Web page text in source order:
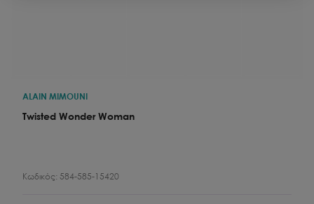
ALAIN MIMOUNI
Twisted Wonder Woman
Κωδικός: 584-585-15420